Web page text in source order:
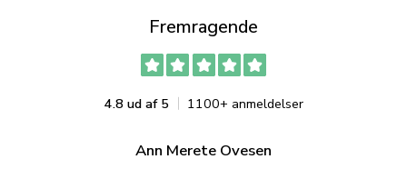
Fremragende
4.8 ud af 5 1100+ anmeldelser
Ann Merete Ovesen